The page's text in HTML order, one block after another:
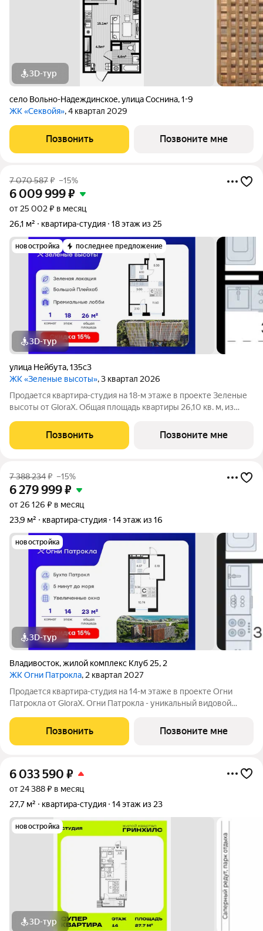
3D-тур
село Вольно-Надеждинское,улица Соснина,1-9
ЖК «Cеквойя», 4 квартал 2029
Позвонить Позвоните мне
7 070 587₽ –15%
6 009 999₽
от 25 002 ₽ в месяц
26,1 м²
квартира-студия 18 этаж из 25
новостройка последнее предложение
3D-тур
улица Нейбута,135с3
ЖК «Зеленые высоты», 3 квартал 2026
Продается квартира-студия на 18-м этаже в проекте Зеленые
высоты от GloraX. Общая площадь квартиры 26,10 кв. м, из
3,00 кв. м кухни. Номер квартиры - 226. Преимущества
квартиры: зонируемая
Позвонить Позвоните мне
7 388 234₽ –15%
6 279 999₽
от 26 126 ₽ в месяц
23,9 м²
квартира-студия 14 этаж из 16
новостройка
3D-тур
Владивосток,жилой комплекс Клуб 25, 2
ЖК Огни Патрокла, 2 квартал 2027
Продается квартира-студия на 14-м этаже в проекте Огни
Патрокла от GloraX. Огни Патрокла - уникальный видовой
Владивостока. Общая площадь лота составляет 23,85 кв. м, из
которых 10,74 кв. м
Позвонить Позвоните мне
6 033 590 ₽
от 24 388 ₽ в месяц
27,7 м²
квартира-студия 14 этаж из 23
новостройка
3D-тур